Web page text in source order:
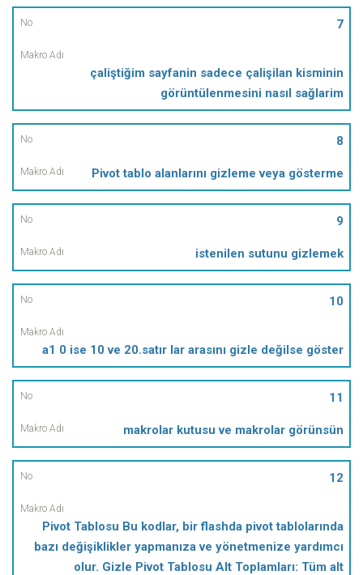
7
çaliştiğim sayfanin sadece çalişilan kisminin
görüntülenmesini nasıl sağlarim
8
Pivot tablo alanlarını gizleme veya gösterme
9
istenilen sutunu gizlemek
10
a1 0 ise 10 ve 20.satır lar arasını gizle değilse göster
11
makrolar kutusu ve makrolar görünsün
12
Pivot Tablosu Bu kodlar, bir flashda pivot tablolarında
bazı değişiklikler yapmanıza ve yönetmenize yardımcı
olur. Gizle Pivot Tablosu Alt Toplamları: Tüm alt